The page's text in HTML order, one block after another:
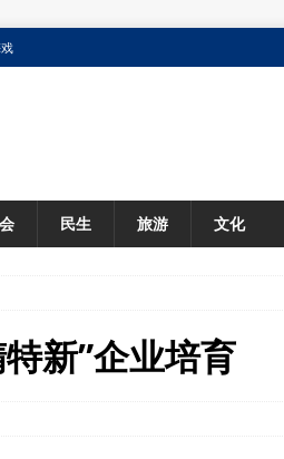
民生 旅游 文化
新”企业培育